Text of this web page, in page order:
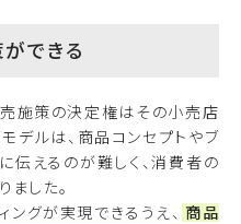
できる
施策の決定権はその小売店
デルは、商品コンセプトやブ
伝えるのが難しく、消費者の
した。
グが実現できるうえ、 商品